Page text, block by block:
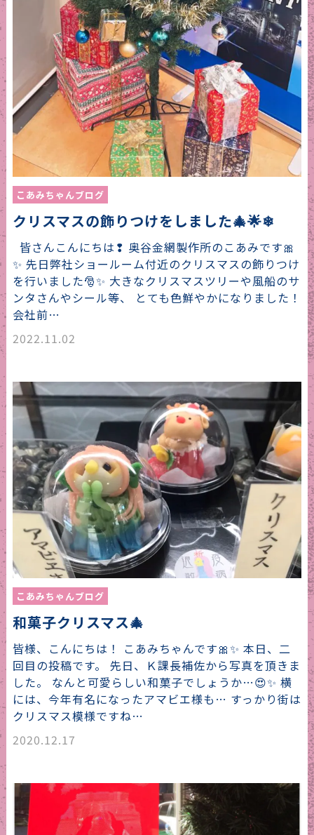
こあみちゃんブログ
クリスマスの飾りつけをしました🎄🌟❄
皆さんこんにちは❢ 奥谷金網製作所のこあみです🎀
✨ 先日弊社ショールーム付近のクリスマスの飾りつけ
を行いました🎅✨ 大きなクリスマスツリーや風船のサ
ンタさんやシール等、 とても色鮮やかになりました！
会社前…
2022.11.02
こあみちゃんブログ
和菓子クリスマス🎄
皆様、こんにちは！ こあみちゃんです🎀✨ 本日、二
回目の投稿です。 先日、Ｋ課長補佐から写真を頂きま
した。 なんと可愛らしい和菓子でしょうか…😍✨ 横
には、今年有名になったアマビエ様も… すっかり街は
クリスマス模様ですね…
2020.12.17